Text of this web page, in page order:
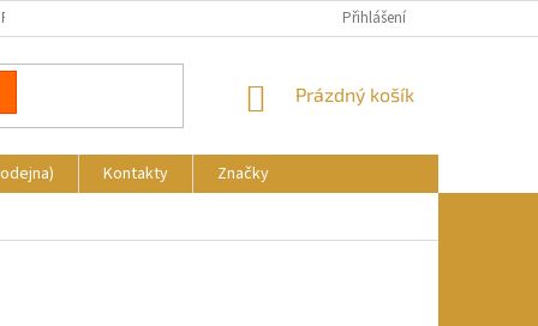
REKLAMACE KDE NÁS NAJDETE
Přihlášení
NÁKUPNÍ
Prázdný košík
Kontakty
Značky